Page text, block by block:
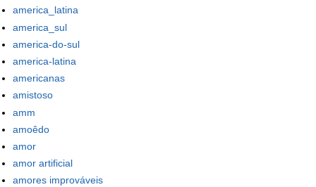
america_latina
america_sul
america-do-sul
america-latina
americanas
amistoso
amm
amoêdo
amor
amor artificial
amores improváveis